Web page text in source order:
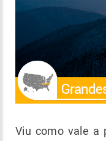
Viu como vale a